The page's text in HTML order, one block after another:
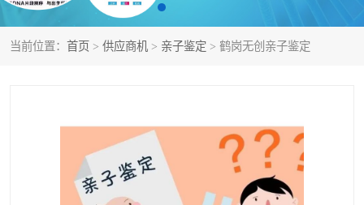
当前位置： 首页 > 供应商机 > 亲子鉴定 > 鹤岗无创亲子鉴定
孕期亲子鉴定